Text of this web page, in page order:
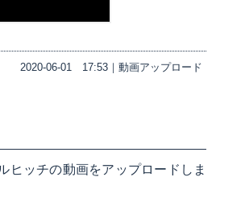
2020-06-01 17:53｜ 動画アップロード
ッチの動画をアップロードしま